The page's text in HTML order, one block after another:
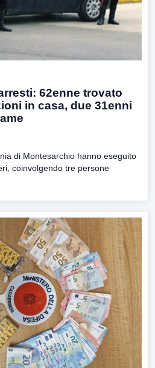
62enne trovato
in casa, due 31enni
di Montesarchio hanno eseguito
coinvolgendo tre persone